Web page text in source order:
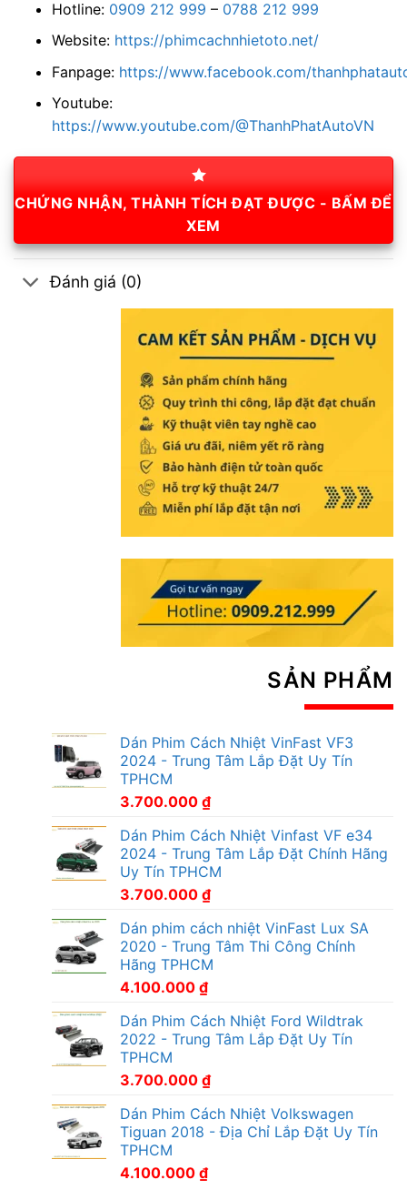
Hotline: 0909 212 999 – 0788 212 999
Website: https://phimcachnhietoto.net/
Fanpage: https://www.facebook.com/
Youtube:
https://www.youtube.com/@ThanhPhatAutoVN
CHỨNG NHẬN, THÀNH TÍCH ĐẠT ĐƯỢC - BẤM ĐỂ
XEM
Đánh giá (0)
SẢN PHẨM
Dán Phim Cách Nhiệt VinFast VF3
2024 - Trung Tâm Lắp Đặt Uy Tín
TPHCM
3.700.000 ₫
Dán Phim Cách Nhiệt Vinfast VF e34
2024 - Trung Tâm Lắp Đặt Chính Hãng
Uy Tín TPHCM
3.700.000 ₫
Dán phim cách nhiệt VinFast Lux SA
2020 - Trung Tâm Thi Công Chính
Hãng TPHCM
4.100.000 ₫
Dán Phim Cách Nhiệt Ford Wildtrak
2022 - Trung Tâm Lắp Đặt Uy Tín
TPHCM
3.700.000 ₫
Dán Phim Cách Nhiệt Volkswagen
Tiguan 2018 - Địa Chỉ Lắp Đặt Uy Tín
TPHCM
4.100.000 ₫